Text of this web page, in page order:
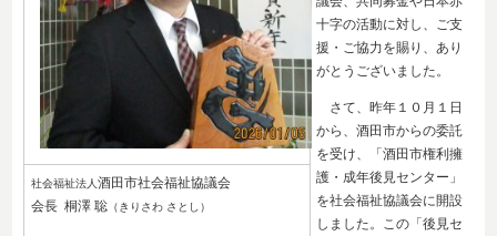
社会福祉法人酒田市社会福祉協議会
会長 桐澤 聡 （きりさわ さとし）
十字の活動に対し、ご支
援・ご協力を賜り、あり
がとうございました。
さて、昨年１０月１日
から、酒田市からの委託
を受け、「酒田市権利擁
護・成年後見センター」
を社会福祉協議会に開設
しました。この「後見セ